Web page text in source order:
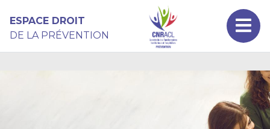
ESPACE DROIT
DE LA PRÉVENTION